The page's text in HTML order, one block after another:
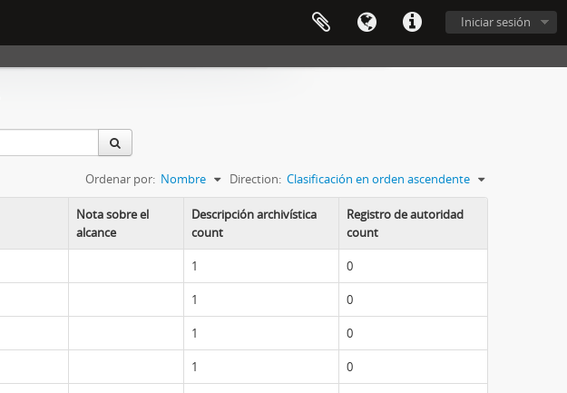
Iniciar sesión
Ordenar por: Nombre Direction: Clasificación en orden ascendente
Nota sobre el
alcance
Descripción archivística
count
Registro de autoridad
count
1 0
1 0
1 0
1 0